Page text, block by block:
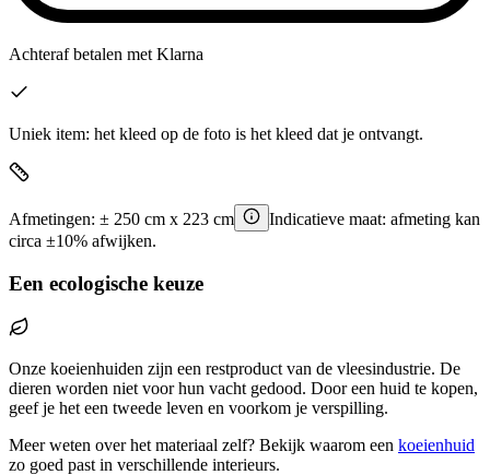
Achteraf betalen met Klarna
Uniek item: het kleed op de foto is het kleed dat je ontvangt.
Afmetingen: ± 250 cm x 223 cm
Indicatieve maat: afmeting kan
circa ±10% afwijken.
Een ecologische keuze
Onze koeienhuiden zijn een restproduct van de vleesindustrie. De
dieren worden niet voor hun vacht gedood. Door een huid te kopen,
geef je het een tweede leven en voorkom je verspilling.
Meer weten over het materiaal zelf? Bekijk waarom een koeienhuid
zo goed past in verschillende interieurs.